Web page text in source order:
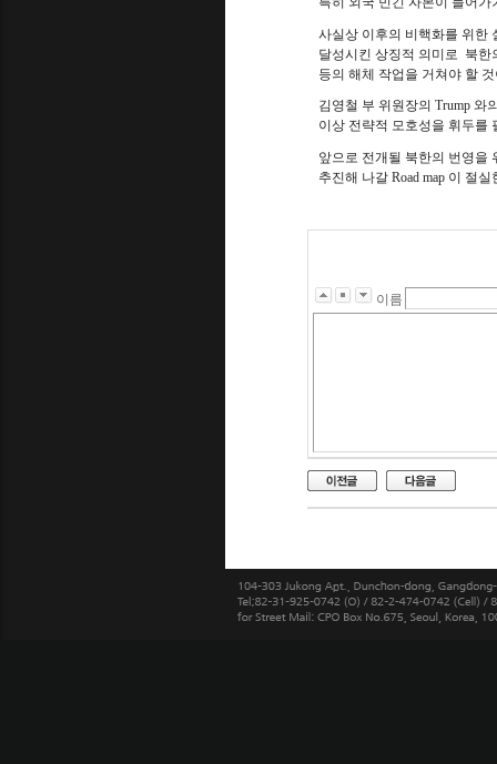
사실상 이후의 비핵화를 위한
달성시킨 상징적 의미로
북한
등의 해체 작업을 거쳐야 할
김영철 부 위원장의 Trump 와
이상 전략적 모호성을 휘두를
앞으로 전개될 북한의 번영을
추진해 나갈Road map 이 절실
이름